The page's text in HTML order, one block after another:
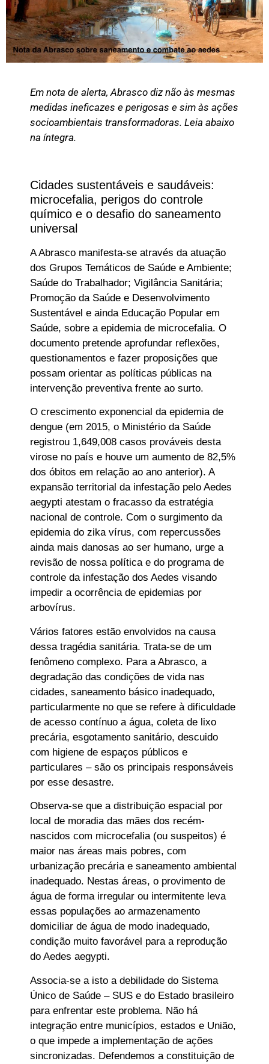
Em nota de alerta, Abrasco diz não às mesmas
medidas ineficazes e perigosas e sim às ações
socioambientais transformadoras. Leia abaixo
na íntegra.
Cidades sustentáveis e saudáveis:
microcefalia, perigos do controle
químico e o desafio do saneamento
universal
A Abrasco manifesta-se através da atuação
dos Grupos Temáticos de Saúde e Ambiente;
Saúde do Trabalhador; Vigilância Sanitária;
Promoção da Saúde e Desenvolvimento
Sustentável e ainda Educação Popular em
Saúde, sobre a epidemia de microcefalia. O
documento pretende aprofundar reflexões,
questionamentos e fazer proposições que
possam orientar as políticas públicas na
intervenção preventiva frente ao surto.
O crescimento exponencial da epidemia de
dengue (em 2015, o Ministério da Saúde
registrou 1,649,008 casos prováveis desta
virose no país e houve um aumento de 82,5%
dos óbitos em relação ao ano anterior). A
expansão territorial da infestação pelo Aedes
aegypti atestam o fracasso da estratégia
nacional de controle. Com o surgimento da
epidemia do zika vírus, com repercussões
ainda mais danosas ao ser humano, urge a
revisão de nossa política e do programa de
controle da infestação dos Aedes visando
impedir a ocorrência de epidemias por
arbovírus.
Vários fatores estão envolvidos na causa
dessa tragédia sanitária. Trata-se de um
fenômeno complexo. Para a Abrasco, a
degradação das condições de vida nas
cidades, saneamento básico inadequado,
particularmente no que se refere à dificuldade
de acesso contínuo a água, coleta de lixo
precária, esgotamento sanitário, descuido
com higiene de espaços públicos e
particulares – são os principais responsáveis
por esse desastre.
Observa-se que a distribuição espacial por
local de moradia das mães dos recém-
nascidos com microcefalia (ou suspeitos) é
maior nas áreas mais pobres, com
urbanização precária e saneamento ambiental
inadequado. Nestas áreas, o provimento de
água de forma irregular ou intermitente leva
essas populações ao armazenamento
domiciliar de água de modo inadequado,
condição muito favorável para a reprodução
do Aedes aegypti.
Associa-se a isto a debilidade do Sistema
Único de Saúde – SUS e do Estado brasileiro
para enfrentar este problema. Não há
integração entre municípios, estados e União,
o que impede a implementação de ações
sincronizadas. Defendemos a constituição de